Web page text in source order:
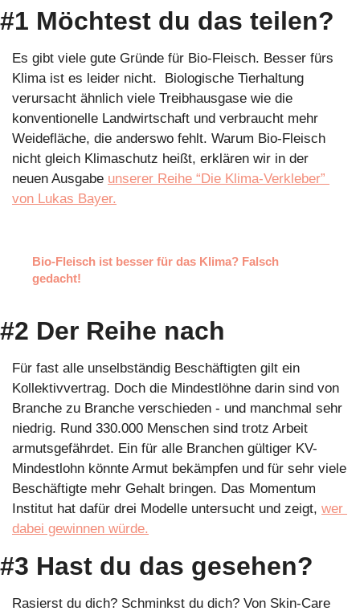
#1 Möchtest du das teilen?
Es gibt viele gute Gründe für Bio-Fleisch. Besser fürs
Klima ist es leider nicht.  Biologische Tierhaltung
verursacht ähnlich viele Treibhausgase wie die
konventionelle Landwirtschaft und verbraucht mehr
Weidefläche, die anderswo fehlt. Warum Bio-Fleisch
nicht gleich Klimaschutz heißt, erklären wir in der
neuen Ausgabe unserer Reihe “Die Klima-Verkleber”
von Lukas Bayer.
Bio-Fleisch ist besser für das Klima? Falsch
gedacht!
#2 Der Reihe nach
Für fast alle unselbständig Beschäftigten gilt ein
Kollektivvertrag. Doch die Mindestlöhne darin sind von
Branche zu Branche verschieden - und manchmal sehr
niedrig. Rund 330.000 Menschen sind trotz Arbeit
armutsgefährdet. Ein für alle Branchen gültiger KV-
Mindestlohn könnte Armut bekämpfen und für sehr viele
Beschäftigte mehr Gehalt bringen. Das Momentum
Institut hat dafür drei Modelle untersucht und zeigt, wer
dabei gewinnen würde.
#3 Hast du das gesehen?
Rasierst du dich? Schminkst du dich? Von Skin-Care